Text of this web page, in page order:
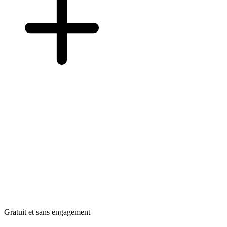
Gratuit et sans engagement